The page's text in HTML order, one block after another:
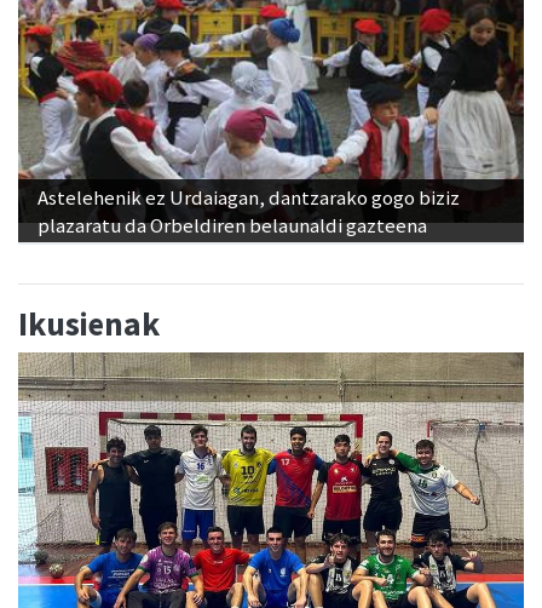
Astelehenik ez Urdaiagan, dantzarako gogo biziz
plazaratu da Orbeldiren belaunaldi gazteena
Ikusienak